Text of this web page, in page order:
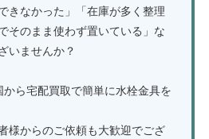
きなかった」「在庫が多く整理
そのまま使わず置いている」な
いませんか？
ら宅配買取で簡単に水栓金具を
様からのご依頼も大歓迎でござ